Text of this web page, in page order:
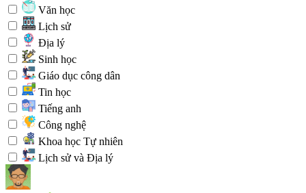
Văn học
Lịch sử
Địa lý
Sinh học
Giáo dục công dân
Tin học
Tiếng anh
Công nghệ
Khoa học Tự nhiên
Lịch sử và Địa lý